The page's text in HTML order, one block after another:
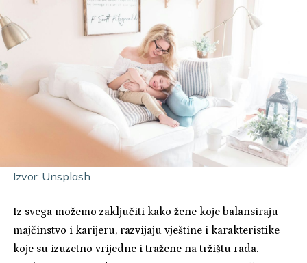
Izvor: Unsplash
Iz svega možemo zaključiti kako žene koje balansiraju
majčinstvo i karijeru, razvijaju vještine i karakteristike
koje su izuzetno vrijedne i tražene na tržištu rada.